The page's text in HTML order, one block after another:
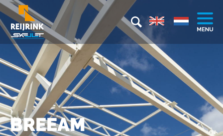
BREEAM